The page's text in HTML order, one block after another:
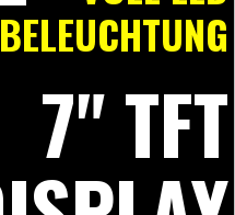
BELEUCHTUNG
7" TFT